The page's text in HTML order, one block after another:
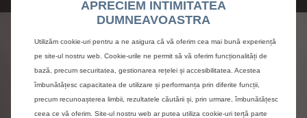
VIAȚA COTIDIANĂ CU UN
VEHICUL ELECTRIFICAT
APRECIEM INTIMITATEA
DUMNEAVOASTRA
Utilizăm cookie-uri pentru a ne asigura că vă oferim cea mai bună experiență
pe site-ul nostru web. Cookie-urile ne permit să vă oferim funcționalități de
bază, precum securitatea, gestionarea rețelei și accesibilitatea. Acestea
îmbunătățesc capacitatea de utilizare și performanța prin diferite funcții,
precum recunoașterea limbii, rezultatele căutării și, prin urmare, îmbunătățesc
ceea ce vă oferim. Site-ul nostru web ar putea utiliza cookie-uri terță parte